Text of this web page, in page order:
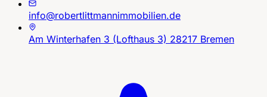
info@robertlittmannimmobilien.de
Am Winterhafen 3 (Lofthaus 3) 28217 Bremen